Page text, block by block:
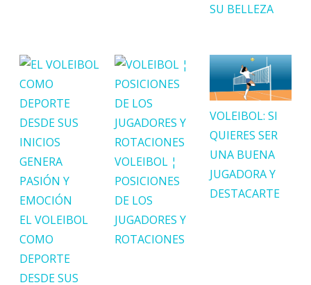
SU BELLEZA
EL VOLEIBOL
COMO
DEPORTE
DESDE SUS
VOLEIBOL ¦
POSICIONES
DE LOS
JUGADORES Y
ROTACIONES
VOLEIBOL: SI
QUIERES SER
UNA BUENA
JUGADORA Y
DESTACARTE